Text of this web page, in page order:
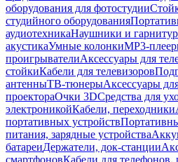
оборудования для фотостудии
студийного оборудования
аудиотехникаНаушники и
акустикаУмные колонкиMP3-
проигрывателиАксессуары для
стойкиКабели для телевизоров
антенныТВ-тюнерыАксессуары
проектораОчки 3DСредства для
электроникойКабели, переходники
портативных устройств
питания, зарядные устройства
батареиДержатели, док-станции
смартфоновКабели для телефонов,